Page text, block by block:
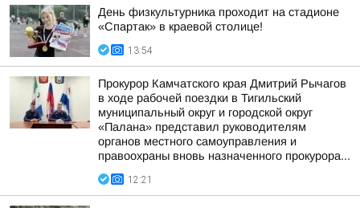
День физкультурника проходит на стадионе
«Спартак» в краевой столице!
13:54
Прокурор Камчатского края Дмитрий Рычагов
в ходе рабочей поездки в Тигильский
муниципальный округ и городской округ
«Палана» представил руководителям
органов местного самоуправления и
правоохраны вновь назначенного прокурора...
12:21